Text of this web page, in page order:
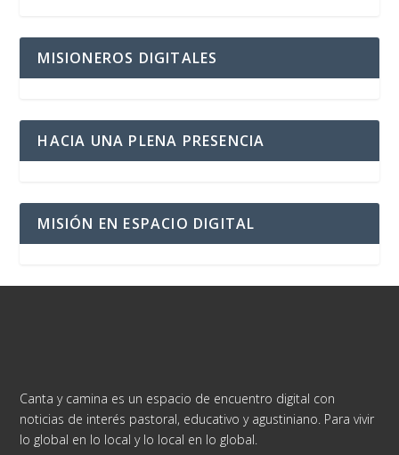
MISIONEROS DIGITALES
HACIA UNA PLENA PRESENCIA
MISIÓN EN ESPACIO DIGITAL
Canta y camina es un espacio de encuentro digital con
noticias de interés pastoral, educativo y agustiniano. Para vivir
lo global en lo local y lo local en lo global.